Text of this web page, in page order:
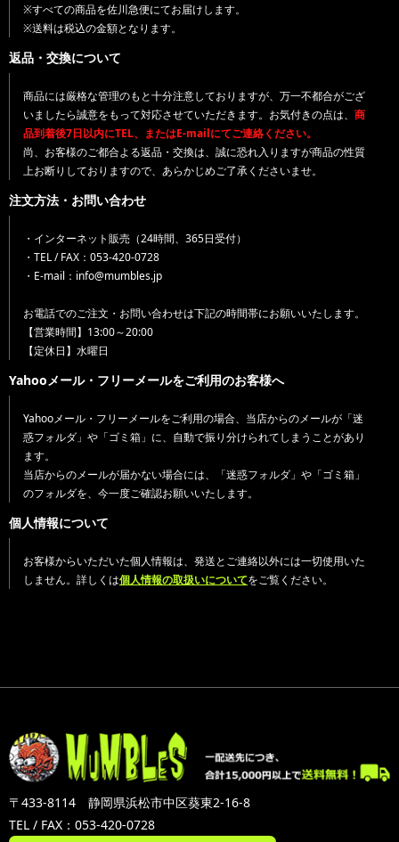
※すべての商品を佐川急便にてお届けします。
※送料は税込の金額となります。
返品・交換について
商品には厳格な管理のもと十分注意しておりますが、万一不都合がござ
いましたら誠意をもって対応させていただきます。お気付きの点は、 商
品到着後7日以内にTEL、またはE-mailにてご連絡ください。
尚、お客様のご都合よる返品・交換は、誠に恐れ入りますが商品の性質
上お断りしておりますので、あらかじめご了承くださいませ。
注文方法・お問い合わせ
・インターネット販売（24時間、365日受付）
・TEL / FAX：053-420-0728
・E-mail：info@mumbles.jp
お電話でのご注文・お問い合わせは下記の時間帯にお願いいたします。
【営業時間】13:00～20:00
【定休日】水曜日
Yahooメール・フリーメールをご利用のお客様へ
Yahooメール・フリーメールをご利用の場合、当店からのメールが「迷
惑フォルダ」や「ゴミ箱」に、自動で振り分けられてしまうことがあり
ます。
当店からのメールが届かない場合には、「迷惑フォルダ」や「ゴミ箱」
のフォルダを、今一度ご確認お願いいたします。
個人情報について
お客様からいただいた個人情報は、発送とご連絡以外には一切使用いた
しません。詳しくは個人情報の取扱いについてをご覧ください。
〒433-8114 静岡県浜松市中区葵東2-16-8
TEL / FAX：053-420-0728